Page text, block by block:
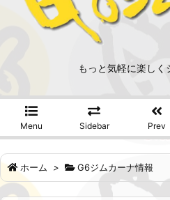
もっと気軽に楽しく
Menu Sidebar Prev
ホーム > G6ジムカーナ情報